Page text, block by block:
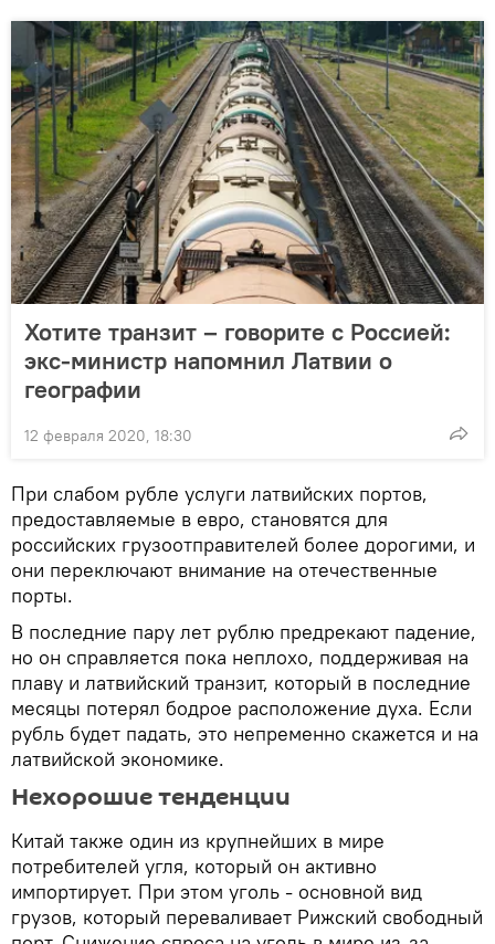
Хотите транзит – говорите с Россией:
экс-министр напомнил Латвии о
географии
12 февраля 2020, 18:30
При слабом рубле услуги латвийских портов,
предоставляемые в евро, становятся для
российских грузоотправителей более дорогими, и
они переключают внимание на отечественные
порты.
В последние пару лет рублю предрекают падение,
но он справляется пока неплохо, поддерживая на
плаву и латвийский транзит, который в последние
месяцы потерял бодрое расположение духа. Если
рубль будет падать, это непременно скажется и на
латвийской экономике.
Нехорошие тенденции
Китай также один из крупнейших в мире
потребителей угля, который он активно
импортирует. При этом уголь - основной вид
грузов, который переваливает Рижский свободный